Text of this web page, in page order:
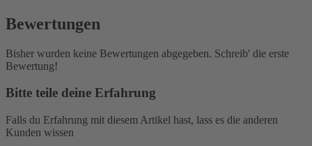
Bewertungen
Bisher wurden keine Bewertungen abgegeben. Schreib' die erste
Bewertung!
Bitte teile deine Erfahrung
Falls du Erfahrung mit diesem Artikel hast, lass es die anderen
Kunden wissen